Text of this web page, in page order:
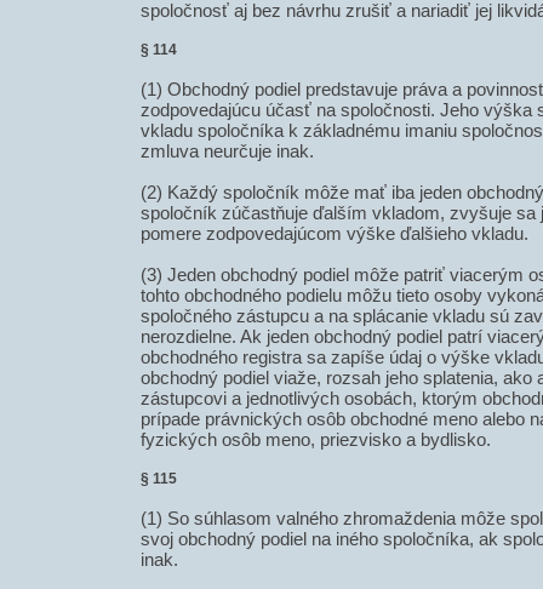
spoločnosť aj bez návrhu zrušiť a nariadiť jej
§ 114
(1) Obchodný podiel predstavuje práva a
zodpovedajúcu účasť na spoločnosti. Jeho výška
vkladu spoločníka k základnému imaniu
zmluva neurčuje inak.
(2) Každý spoločník môže mať iba jeden
spoločník zúčastňuje ďalším vkladom, zvyšuje sa
pomere zodpovedajúcom výške ďalšieho vkladu.
(3) Jeden obchodný podiel môže patriť viacerým
tohto obchodného podielu môžu tieto osoby
spoločného zástupcu a na splácanie vkladu sú
nerozdielne. Ak jeden obchodný podiel patrí
obchodného registra sa zapíše údaj o výške
obchodný podiel viaže, rozsah jeho splatenia, ako
zástupcovi a jednotlivých osobách, ktorým
prípade právnických osôb obchodné meno alebo
fyzických osôb meno, priezvisko a bydlisko.
§ 115
(1) So súhlasom valného zhromaždenia môže
svoj obchodný podiel na iného spoločníka, ak
inak.